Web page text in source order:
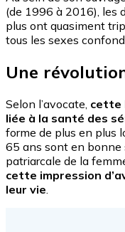
(de 1996 à 2016), les
plus ont quasiment
tous les sexes
Une
Selon l’avocate, cette
liée à la santé des
forme de plus en plus
65 ans sont en bonne
patriarcale de la
cette impression
leur vie.